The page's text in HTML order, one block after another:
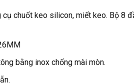
chuốt keo silicon, miết keo. Bộ 8
bằng inox chống mài mòn.